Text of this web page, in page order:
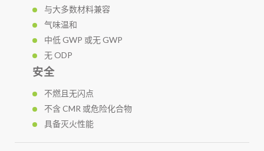
与大多数材料兼容
气味温和
中低 GWP 或无 GWP
无 ODP
安全
不燃且无闪点
不含 CMR 或危险化合物
具备灭火性能